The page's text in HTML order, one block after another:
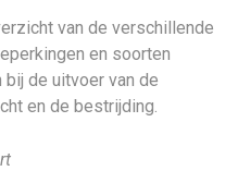
van de verschillende
en soorten
de uitvoer van de
en de bestrijding.